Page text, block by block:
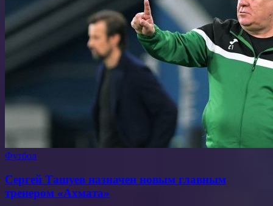
Футбол
Сергей Ташуев назначен новым главным
тренером «Ахмата»